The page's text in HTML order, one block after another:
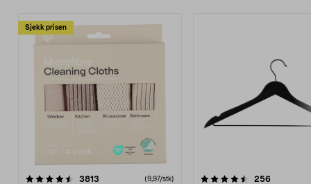
Sjekk prisen
3813 anmeldelser(9,97/stk)
4.5av 5 stjerner 256
4.5av 5 stjerner